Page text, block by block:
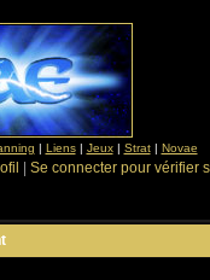
| Liens| Jeux| Strat| Novae
Se connecter pour vérifier